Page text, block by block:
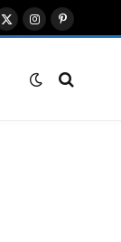
X
InstagramPinterest